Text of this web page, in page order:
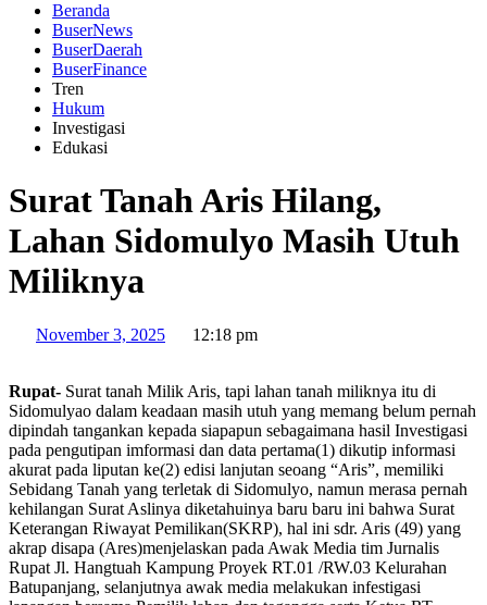
Beranda
BuserNews
BuserDaerah
BuserFinance
Tren
Hukum
Investigasi
Edukasi
Surat Tanah Aris Hilang,
Lahan Sidomulyo Masih Utuh
Miliknya
November 3, 2025 12:18 pm
Rupat- Surat tanah Milik Aris, tapi lahan tanah miliknya itu di
Sidomulyao dalam keadaan masih utuh yang memang belum pernah
dipindah tangankan kepada siapapun sebagaimana hasil Investigasi
pada pengutipan imformasi dan data pertama(1) dikutip informasi
akurat pada liputan ke(2) edisi lanjutan seoang “Aris”, memiliki
Sebidang Tanah yang terletak di Sidomulyo, namun merasa pernah
kehilangan Surat Aslinya diketahuinya baru baru ini bahwa Surat
Keterangan Riwayat Pemilikan(SKRP), hal ini sdr. Aris (49) yang
akrap disapa (Ares)menjelaskan pada Awak Media tim Jurnalis
Rupat Jl. Hangtuah Kampung Proyek RT.01 /RW.03 Kelurahan
Batupanjang, selanjutnya awak media melakukan infestigasi